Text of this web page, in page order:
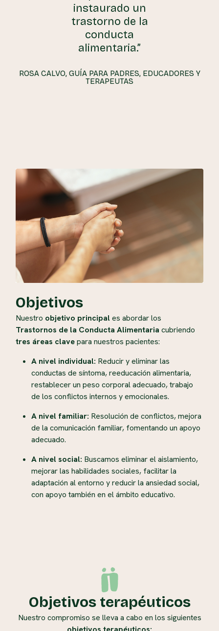
instaurado un
trastorno de la
conducta
alimentaria.”
ROSA CALVO, GUÍA PARA PADRES, EDUCADORES Y
TERAPEUTAS
Objetivos
Nuestro objetivo principales abordar los
Trastornos de la Conducta Alimentaria cubriendo
tres áreas clavepara nuestros pacientes:
A nivel individual: Reducir y eliminar las
conductas de síntoma, reeducación alimentaria,
restablecer un peso corporal adecuado, trabajo
de los conflictos internos y emocionales.
A nivel familiar: Resolución de conflictos, mejora
de la comunicación familiar, fomentando un apoyo
adecuado.
A nivel social: Buscamos eliminar el aislamiento,
mejorar las habilidades sociales, facilitar la
adaptación al entorno y reducir la ansiedad social,
con apoyo también en el ámbito educativo.
Objetivos terapéuticos
Nuestro compromiso se lleva a cabo en los siguientes